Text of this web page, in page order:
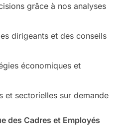
grâce à nos analyses
dirigeants et des conseils
économiques et
et sectorielles sur demande
des Cadres et Employés